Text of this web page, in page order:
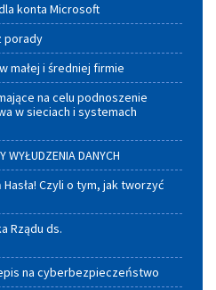
konta Microsoft
porady
małej i średniej firmie
na celu podnoszenie
w sieciach i systemach
WYŁUDZENIA DANYCH
Czyli o tym, jak tworzyć
Rządu ds.
na cyberbezpieczeństwo